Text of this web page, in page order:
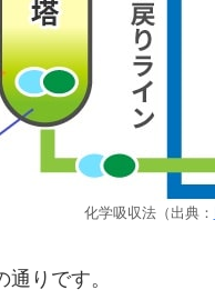
化学吸収法（出典：
りです。